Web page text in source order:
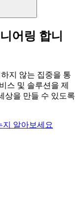
어링 합니
지 않는 집중을 통
스 및 솔루션을 제
상을 만들 수 있도록
지 알아보세요